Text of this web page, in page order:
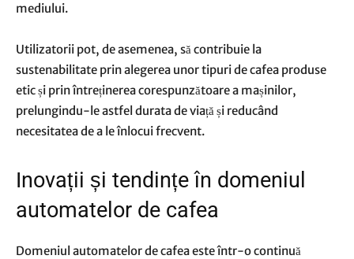
mediului.
Utilizatorii pot, de asemenea, să contribuie la
sustenabilitate prin alegerea unor tipuri de cafea produse
etic și prin întreținerea corespunzătoare a mașinilor,
prelungindu-le astfel durata de viață și reducând
necesitatea de a le înlocui frecvent.
Inovații și tendințe în domeniul
automatelor de cafea
Domeniul automatelor de cafea este într-o continuă